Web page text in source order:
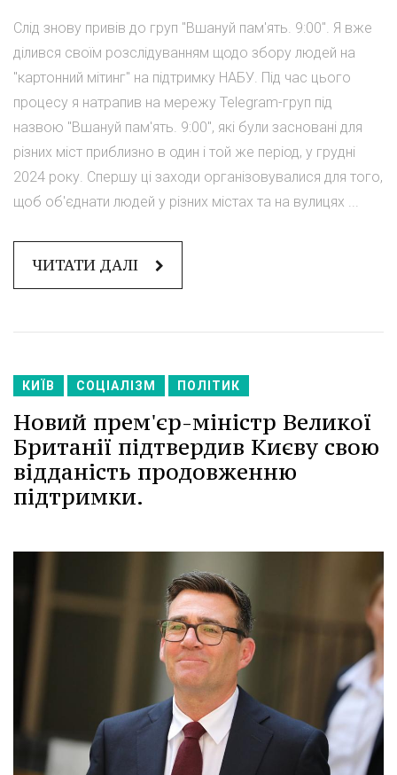
Слід знову привів до груп "Вшануй пам'ять. 9:00". Я вже
ділився своїм розслідуванням щодо збору людей на
"картонний мітинг" на підтримку НАБУ. Під час цього
процесу я натрапив на мережу Telegram-груп під
назвою "Вшануй пам'ять. 9:00", які були засновані для
різних міст приблизно в один і той же період, у грудні
2024 року. Спершу ці заходи організовувалися для того,
щоб об'єднати людей у різних містах та на вулицях ...
ЧИТАТИ ДАЛІ
КИЇВ СОЦІАЛІЗМ ПОЛІТИК
Новий прем'єр-міністр Великої
Британії підтвердив Києву свою
відданість продовженню
підтримки.